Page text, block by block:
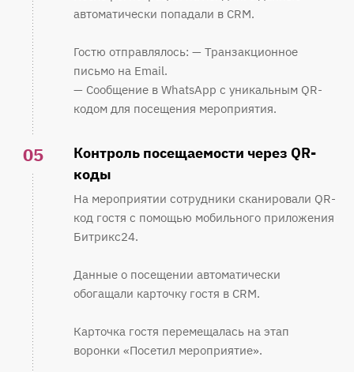
автоматически попадали в CRM.
Гостю отправлялось: — Транзакционное
письмо на Email.
— Сообщение в WhatsApp с уникальным QR-
кодом для посещения мероприятия.
05
Контроль посещаемости через QR-
коды
На мероприятии сотрудники сканировали QR-
код гостя с помощью мобильного приложения
Битрикс24.
Данные о посещении автоматически
обогащали карточку гостя в CRM.
Карточка гостя перемещалась на этап
воронки «Посетил мероприятие».